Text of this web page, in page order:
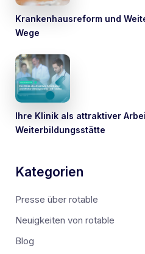
Krankenhausreform und
Wege
Ihre Klinik als attraktiver
Weiterbildungsstätte
Kategorien
Presse über rotable
Neuigkeiten von rotable
Blog